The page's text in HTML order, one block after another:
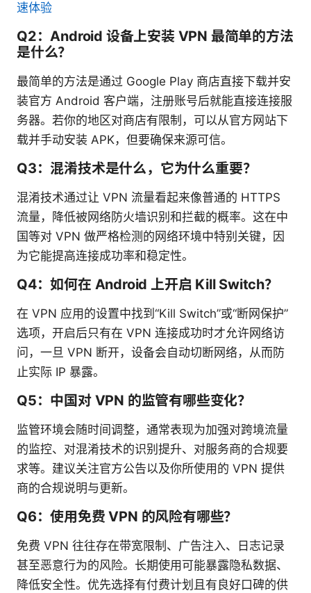
速体验
Q2：Android 设备上安装 VPN 最简单的方法
是什么？
最简单的方法是通过 Google Play 商店直接下载并安
装官方 Android 客户端，注册账号后就能直接连接服
务器。若你的地区对商店有限制，可以从官方网站下
载并手动安装 APK，但要确保来源可信。
Q3：混淆技术是什么，它为什么重要？
混淆技术通过让 VPN 流量看起来像普通的 HTTPS
流量，降低被网络防火墙识别和拦截的概率。这在中
国等对 VPN 做严格检测的网络环境中特别关键，因
为它能提高连接成功率和稳定性。
Q4：如何在 Android 上开启 Kill Switch？
在 VPN 应用的设置中找到“Kill Switch”或“断网保护”
选项，开启后只有在 VPN 连接成功时才允许网络访
问，一旦 VPN 断开，设备会自动切断网络，从而防
止实际 IP 暴露。
Q5：中国对 VPN 的监管有哪些变化？
监管环境会随时间调整，通常表现为加强对跨境流量
的监控、对混淆技术的识别提升、对服务商的合规要
求等。建议关注官方公告以及你所使用的 VPN 提供
商的合规说明与更新。
Q6：使用免费 VPN 的风险有哪些？
免费 VPN 往往存在带宽限制、广告注入、日志记录
甚至恶意行为的风险。长期使用可能暴露隐私数据、
降低安全性。优先选择有付费计划且有良好口碑的供